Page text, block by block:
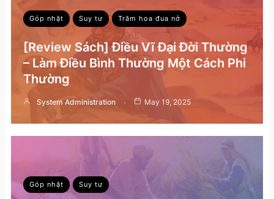
Góp nhặt Suy tư Trăm hoa đua nở
[Review Sách] Điều Vĩ Đại Đời Thường
– Làm Điều Bình Thường Một Cách Phi
Thường
System Administration May 19, 2025
Góp nhặt Suy tư